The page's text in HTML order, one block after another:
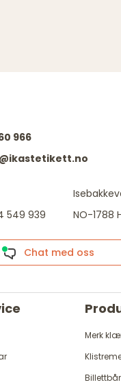
966
549 939
NO-1788
Chat med oss
Merk